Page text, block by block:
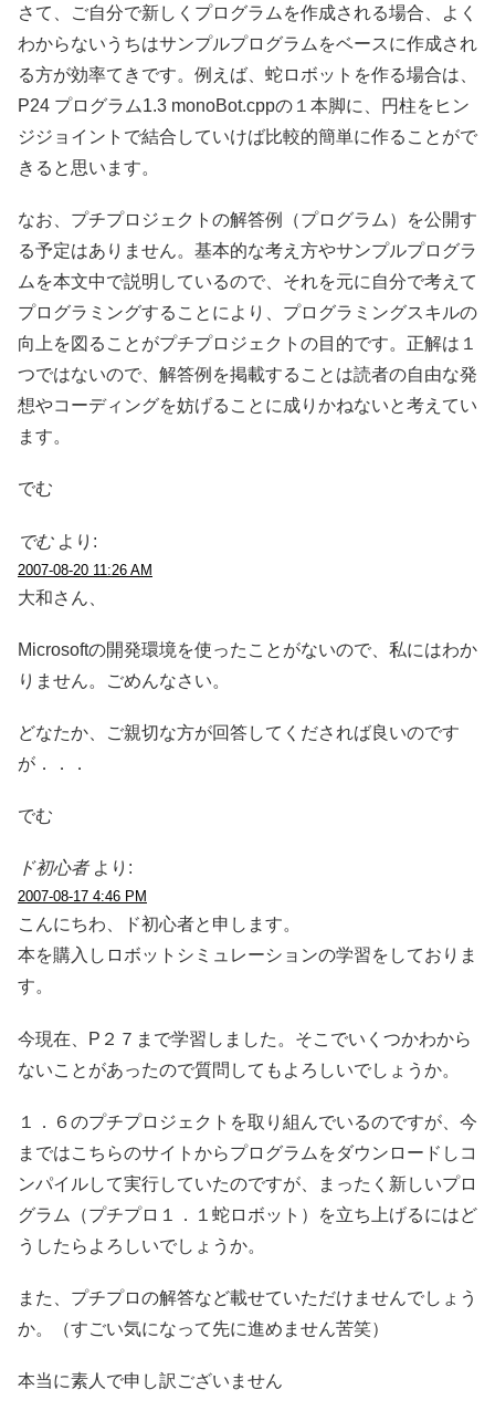
さて、ご自分で新しくプログラムを作成される場合、よく
わからないうちはサンプルプログラムをベースに作成され
る方が効率てきです。例えば、蛇ロボットを作る場合は、
P24 プログラム1.3 monoBot.cppの１本脚に、円柱をヒン
ジジョイントで結合していけば比較的簡単に作ることがで
きると思います。
なお、プチプロジェクトの解答例（プログラム）を公開す
る予定はありません。基本的な考え方やサンプルプログラ
ムを本文中で説明しているので、それを元に自分で考えて
プログラミングすることにより、プログラミングスキルの
向上を図ることがプチプロジェクトの目的です。正解は１
つではないので、解答例を掲載することは読者の自由な発
想やコーディングを妨げることに成りかねないと考えてい
ます。
でむ
でむ より:
2007-08-20 11:26 AM
大和さん、
Microsoftの開発環境を使ったことがないので、私にはわか
りません。ごめんなさい。
どなたか、ご親切な方が回答してくだされば良いのです
が．．．
でむ
ド初心者 より:
2007-08-17 4:46 PM
こんにちわ、ド初心者と申します。
本を購入しロボットシミュレーションの学習をしておりま
す。
今現在、P２７まで学習しました。そこでいくつかわから
ないことがあったので質問してもよろしいでしょうか。
１．６のプチプロジェクトを取り組んでいるのですが、今
まではこちらのサイトからプログラムをダウンロードしコ
ンパイルして実行していたのですが、まったく新しいプロ
グラム（プチプロ１．１蛇ロボット）を立ち上げるにはど
うしたらよろしいでしょうか。
また、プチプロの解答など載せていただけませんでしょう
か。（すごい気になって先に進めません苦笑）
本当に素人で申し訳ございません